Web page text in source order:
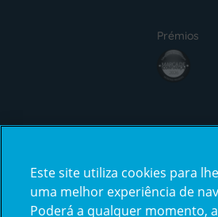
Prémios
award4
certification2
Este site utiliza cookies para
uma melhor experiência de
Poderá a qualquer momento,